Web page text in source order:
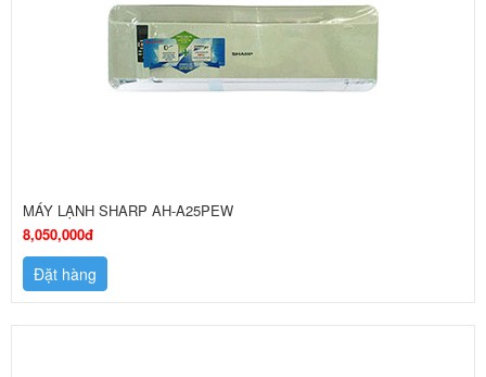
MÁY LẠNH SHARP AH-A25PEW
8,050,000đ
Đặt hàng